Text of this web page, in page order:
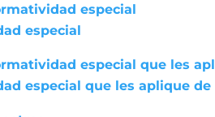
especial
especial
especial que les
especial que les aplique de